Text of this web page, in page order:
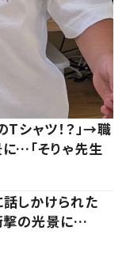
シャツ！？」→職
…「そりゃ先生
しかけられた
撃の光景に…